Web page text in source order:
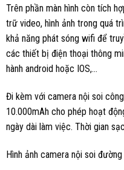
Trên phần màn hình còn tích
trữ video, hình ảnh trong quá
khả năng phát sóng wifi để
các thiết bị điện thoại thông
hành android hoặc IOS,…
Đi kèm với camera nội soi
10.000mAh cho phép hoạt
ngày dài làm việc. Thời gian
Hình ảnh camera nội soi